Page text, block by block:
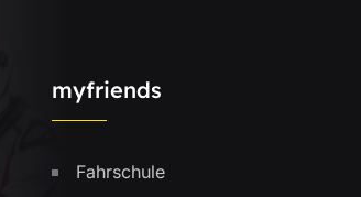
myfriends
Fahrschule